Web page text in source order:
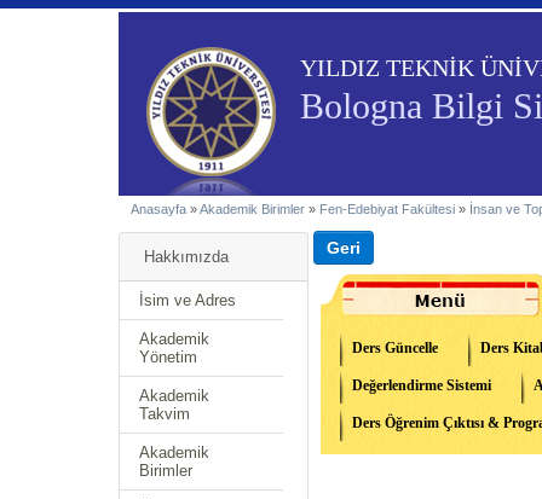
YILDIZ TEKNİK
Bologna Bilgi
Anasayfa »Akademik Birimler » Fen-Edebiyat Fakültesi » İnsan ve
Hakkımızda
İsim ve Adres
Akademik
Yönetim
Akademik
Takvim
Akademik
Birimler
Ders Güncelle Ders
Değerlendirme Sistemi
Ders Öğrenim Çıktısı &